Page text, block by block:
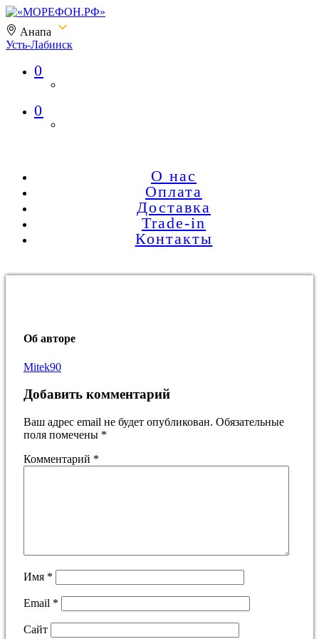
Анапа
Усть-Лабинск
«МОРЕФОН.РФ»
0
0
О нас
Оплата
Доставка
Trade-in
Контакты
Об авторе
Mitek90
Добавить комментарий
Ваш адрес email не будет опубликован. Обязательные
поля помечены *
Комментарий *
Имя *
Email *
Сайт